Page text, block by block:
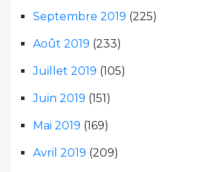
Septembre 2019 (225)
Août 2019 (233)
Juillet 2019 (105)
Juin 2019 (151)
Mai 2019 (169)
Avril 2019 (209)